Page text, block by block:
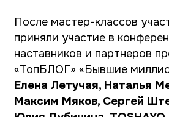
Елена Летучая.